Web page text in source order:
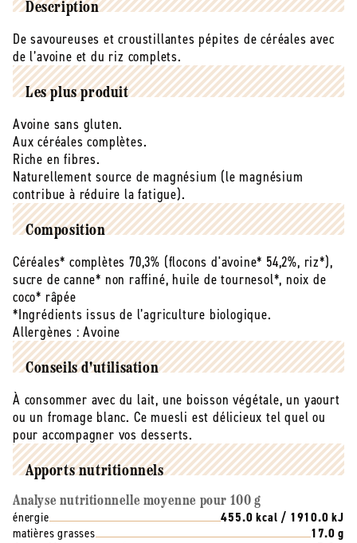
Muesli
nature
-
500
g
Muesli
nature
500
g
Description
De savoureuses et croustillantes pépites de céréales avec
de l’avoine et du riz complets.
Les plus produit
Avoine sans gluten.
Aux céréales complètes.
Riche en fibres.
Naturellement source de magnésium (le magnésium
contribue à réduire la fatigue).
Composition
Céréales* complètes 70,3% (flocons d'avoine* 54,2%, riz*),
sucre de canne* non raffiné, huile de tournesol*, noix de
coco* râpée
*Ingrédients issus de l’agriculture biologique.
Allergènes : Avoine
Conseils d'utilisation
À consommer avec du lait, une boisson végétale, un yaourt
ou un fromage blanc. Ce muesli est délicieux tel quel ou
pour accompagner vos desserts.
Apports nutritionnels
Analyse nutritionnelle moyenne pour 100 g
énergie
455.0 kcal / 1910.0 kJ
matières grasses
17.0 g